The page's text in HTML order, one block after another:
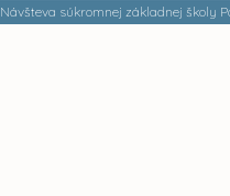
Návšteva súkromnej základnej školy